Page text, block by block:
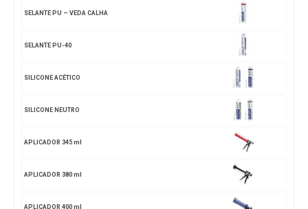
SELANTE PU – VEDA CALHA
SELANTE PU-40
SILICONE ACÉTICO
SILICONE NEUTRO
APLICADOR 345 ml
APLICADOR 380 ml
APLICADOR 400 ml